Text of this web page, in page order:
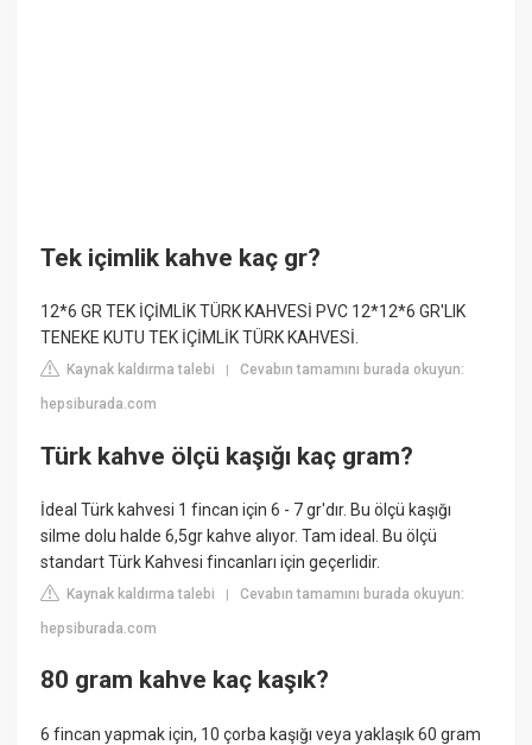
Tek içimlik kahve kaç gr?
12*6 GR TEK İÇİMLİK TÜRK KAHVESİ PVC 12*12*6 GR'LIK
TENEKE KUTU TEK İÇİMLİK TÜRK KAHVESİ.
Kaynak kaldırma talebi |Cevabın tamamını burada okuyun:
hepsiburada.com
Türk kahve ölçü kaşığı kaç gram?
İdeal Türk kahvesi 1 fincan için 6 - 7 gr'dır. Bu ölçü kaşığı
silme dolu halde 6,5gr kahve alıyor. Tam ideal. Bu ölçü
standart Türk Kahvesi fincanları için geçerlidir.
Kaynak kaldırma talebi |Cevabın tamamını burada okuyun:
hepsiburada.com
80 gram kahve kaç kaşık?
6 fincan yapmak için, 10 çorba kaşığı veya yaklaşık 60 gram